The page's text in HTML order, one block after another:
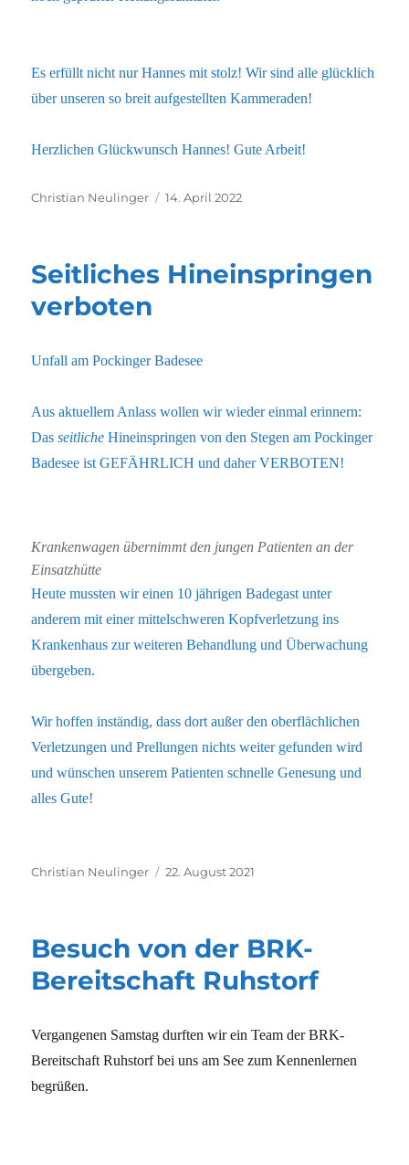
Es erfüllt nicht nur Hannes mit stolz! Wir sind alle glücklich
über unseren so breit aufgestellten Kammeraden!
Herzlichen Glückwunsch Hannes! Gute Arbeit!
Autor
Christian Neulinger
Veröffentlicht
14. April 2022
Seitliches Hineinspringen
verboten
Unfall am Pockinger Badesee
Aus aktuellem Anlass wollen wir wieder einmal erinnern:
Dasseitliche Hineinspringen von den Stegen am Pockinger
Badesee ist GEFÄHRLICH und daher VERBOTEN!
Krankenwagen übernimmt den jungen Patienten an der
Einsatzhütte
Heute mussten wir einen 10 jährigen Badegast unter
anderem mit einer mittelschweren Kopfverletzung ins
Krankenhaus zur weiteren Behandlung und Überwachung
übergeben.
Wir hoffen inständig, dass dort außer den oberflächlichen
Verletzungen und Prellungen nichts weiter gefunden wird
und wünschen unserem Patienten schnelle Genesung und
alles Gute!
Autor
Christian Neulinger
Veröffentlicht
22. August 2021
Besuch von der BRK-
Bereitschaft Ruhstorf
Vergangenen Samstag durften wir ein Team der BRK-
Bereitschaft Ruhstorf bei uns am See zum Kennenlernen
begrüßen.